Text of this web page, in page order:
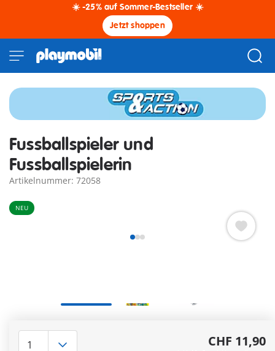
☀️ -25% auf Sommer-Bestseller ☀️
Jetzt shoppen
Fussballspieler und
Fussballspielerin
Artikelnummer: 72058
NEU
Teamgeist und abwechslungsreiche SpielszenenCHF 11,90